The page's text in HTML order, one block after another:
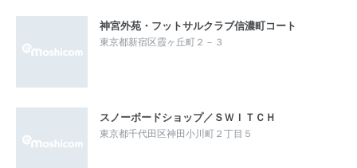
神宮外苑・フットサルクラブ信濃町コート
東京都新宿区霞ヶ丘町２－３
スノーボードショップ／ＳＷＩＴＣＨ
東京都千代田区神田小川町２丁目５